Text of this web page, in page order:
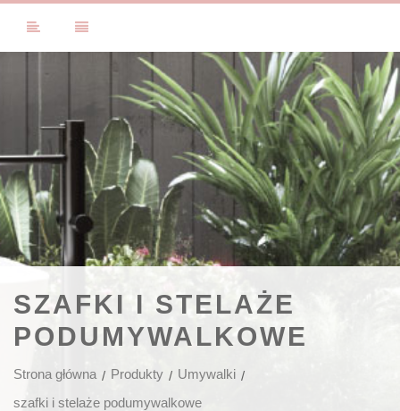
SZAFKI I STELAŻE
PODUMYWALKOWE
Strona główna Produkty
Umywalki
szafki i stelaże podumywalkowe